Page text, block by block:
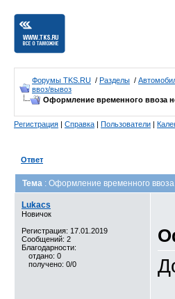
Форумы TKS.RU / Разделы /
ввоз/вывоз
Оформление временного ввоза
Регистрация | Справка | Пользователи |
Ответ
Тема : Оформление временного
Lukacs
Новичок
Регистрация: 17.01.2019
Сообщений: 2
Благодарности:
отдано: 0
получено: 0/0